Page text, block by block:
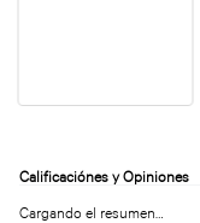
Cargando el resumen…